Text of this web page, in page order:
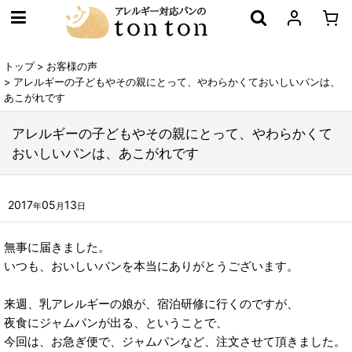
トップ > お客様の声
> アレルギーの子どもやその親にとって、やわらかくておいしいパンは、
あこがれです
アレルギーの子どもやその親にとって、やわらかくて
おいしいパンは、あこがれです
2017年05 月 13 日
無事に届きました。
いつも、おいしいパンを本当にありがとうございます。
来週、乳アレルギーの娘が、宿泊研修に行くのですが、
夜食にジャムパンが出る、ということで、
今回は、お急ぎ便で、ジャムパンなど、注文させて頂きました。